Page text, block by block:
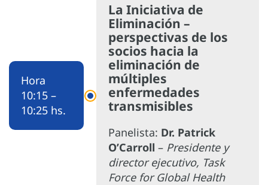
Hora
10:15 –
10:25 hs.
La Iniciativa de
Eliminación –
perspectivas de los
socios hacia la
eliminación de
múltiples
enfermedades
transmisibles
Panelista: Dr. Patrick
O’Carroll – Presidente y
director ejecutivo, Task
Force for Global Health